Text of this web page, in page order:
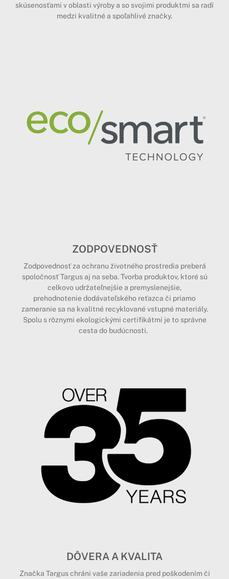
skúsenosťami v oblasti výroby a so svojimi produktmi sa radí
medzi kvalitné a spoľahlivé značky.
ZODPOVEDNOSŤ
Zodpovednosť za ochranu životného prostredia preberá
spoločnosť Targus aj na seba. Tvorba produktov, ktoré sú
celkovo udržateľnejšie a premyslenejšie,
prehodnotenie dodávateľského reťazca či priamo
zameranie sa na kvalitné recyklované vstupné materiály.
Spolu s rôznymi ekologickými certifikátmi je to správne
cesta do budúcnosti.
DÔVERA A KVALITA
Značka Targus chráni vaše zariadenia pred poškodením či